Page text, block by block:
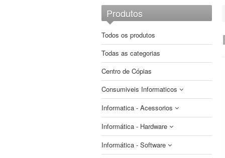
Produtos
Todos os produtos
Todas as categorias
Centro de Cópias
Consumiveis Informaticos
CDs e DVDs
Etiquetas
Compativeis
Fitas
Compativeis
Informatica - Acessorios
Auscultadores
Cabos e Adaptadores
Informática - Hardware
Armazenamento
Informática - Software